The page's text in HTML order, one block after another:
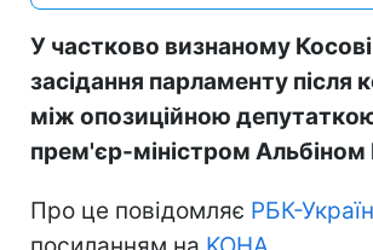
У частково визнаному Косові
засідання парламенту після
між опозиційною
прем'єр-міністром Альбіном
Про це повідомляє РБК-